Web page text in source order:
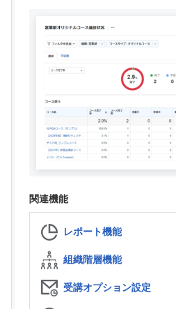
関連機能
レポート機能
組織階層機能
受講オプション設定